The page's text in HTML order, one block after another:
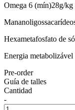
Omega 6 (mín)28g/kg
Hexametafosfato de
Energia
Pre-order
Guía de talles
Cantidad
-